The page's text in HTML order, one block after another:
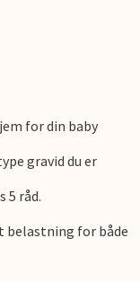
for din baby
gravid du er
5 råd.
belastning for både